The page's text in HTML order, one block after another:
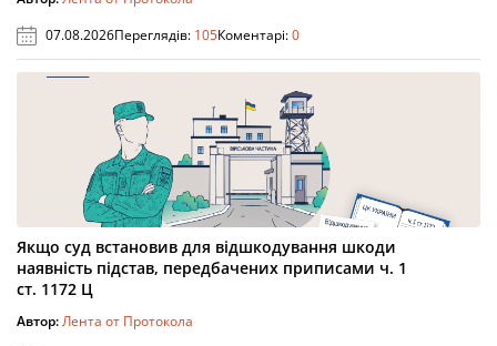
07.08.2026Переглядів: 105Коментарі:0
Якщо суд встановив для відшкодування шкоди
наявність підстав, передбачених приписами ч. 1
ст. 1172 Ц
Автор:Лента от Протокола